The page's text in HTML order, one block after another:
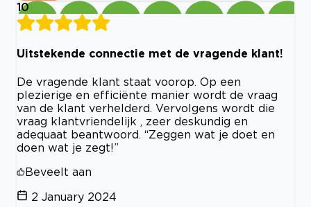
10
Uitstekende connectie met de vragende klant!
De vragende klant staat voorop. Op een
plezierige en efficiënte manier wordt de vraag
van de klant verhelderd. Vervolgens wordt die
vraag klantvriendelijk , zeer deskundig en
adequaat beantwoord. “Zeggen wat je doet en
doen wat je zegt!”
Beveelt aan
2 January 2024